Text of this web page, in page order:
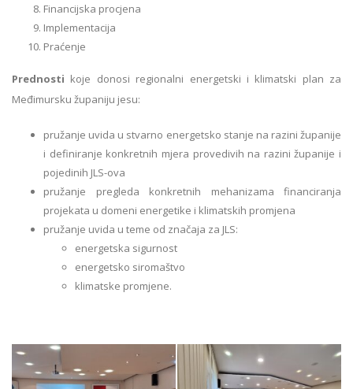
Financijska procjena
Implementacija
Praćenje
Prednosti koje donosi regionalni energetski i klimatski plan za
Međimursku županiju jesu:
pružanje uvida u stvarno energetsko stanje na razini županije
i definiranje konkretnih mjera provedivih na razini županije i
pojedinih JLS-ova
pružanje pregleda konkretnih mehanizama financiranja
projekata u domeni energetike i klimatskih promjena
pružanje uvida u teme od značaja za JLS:
energetska sigurnost
energetsko siromaštvo
klimatske promjene.